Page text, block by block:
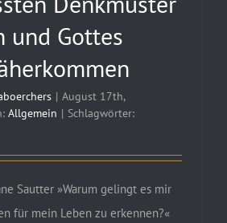
und Gottes
| August 17th,
Allgemein | Schlagwörter:
Sautter »Warum gelingt es mir
für mein Leben zu erkennen?«